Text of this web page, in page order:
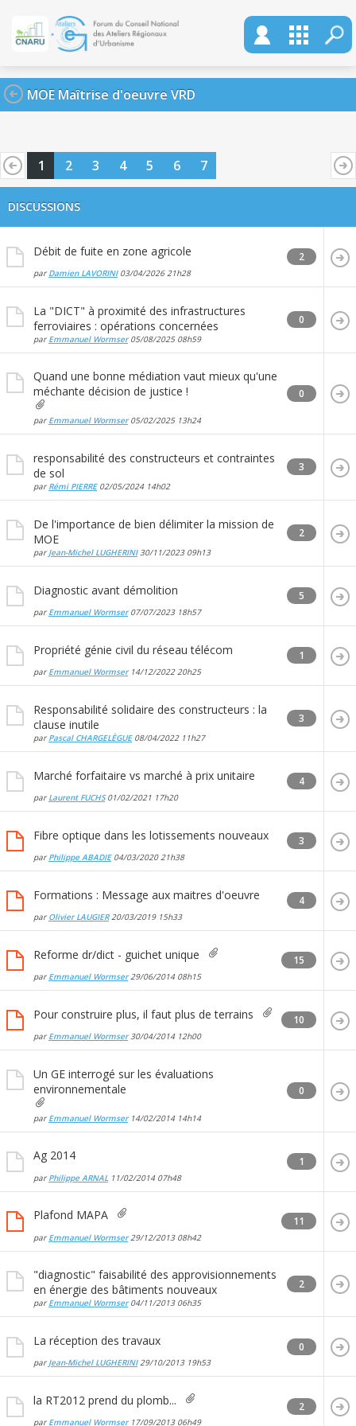
MOE Maîtrise d'oeuvre VRD
1 2 3 4 5 6 7
DISCUSSIONS
Débit de fuite en zone agricole
par Damien LAVORINI03/04/2026 21h28
2
La "DICT" à proximité des infrastructures
ferroviaires : opérations concernées
par Emmanuel Wormser05/08/2025 08h59
0
Quand une bonne médiation vaut mieux qu'une
méchante décision de justice !
par Emmanuel Wormser05/02/2025 13h24
0
responsabilité des constructeurs et contraintes
de sol
par Rémi PIERRE02/05/2024 14h02
3
De l'importance de bien délimiter la mission de
MOE
par Jean-Michel LUGHERINI30/11/2023 09h13
2
Diagnostic avant démolition
par Emmanuel Wormser07/07/2023 18h57
5
Propriété génie civil du réseau télécom
par Emmanuel Wormser14/12/202220h25
1
Responsabilité solidaire des constructeurs : la
clause inutile
par Pascal CHARGELÈGUE08/04/2022 11h27
3
Marché forfaitaire vs marché à prix unitaire
par Laurent FUCHS01/02/2021 17h20
4
Fibre optique dans les lotissements nouveaux
par Philippe ABADIE04/03/2020 21h38
3
Formations : Message aux maitres d'oeuvre
par Olivier LAUGIER20/03/2019 15h33
4
Reforme dr/dict - guichet unique
par Emmanuel Wormser29/06/2014 08h15
15
Pour construire plus, il faut plus de terrains
par Emmanuel Wormser30/04/2014 12h00
10
Un GE interrogé sur les évaluations
environnementale
par Emmanuel Wormser14/02/2014 14h14
0
Ag 2014
par Philippe ARNAL 11/02/2014 07h48
1
Plafond MAPA
par Emmanuel Wormser29/12/2013 08h42
11
"diagnostic" faisabilité des approvisionnements
en énergie des bâtiments nouveaux
par Emmanuel Wormser04/11/2013 06h35
2
La réception des travaux
par Jean-Michel LUGHERINI29/10/2013 19h53
0
la RT2012 prend du plomb...
par Emmanuel Wormser17/09/2013 06h49
2